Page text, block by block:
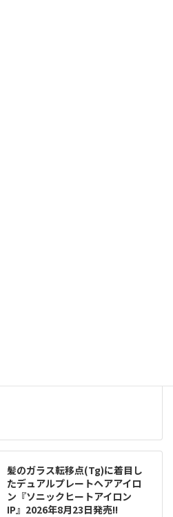
髪のガラス転移点(Tg)に着目し
たデュアルプレートヘアアイロ
ン『ソニックヒートアイロン
IP』2026年8月23日発売!!